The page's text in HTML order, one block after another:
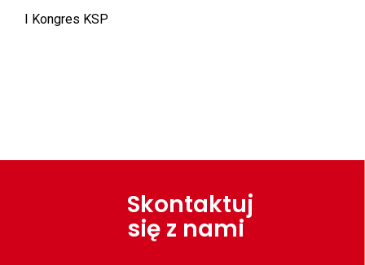
I Kongres KSP
Skontaktuj
się z nami